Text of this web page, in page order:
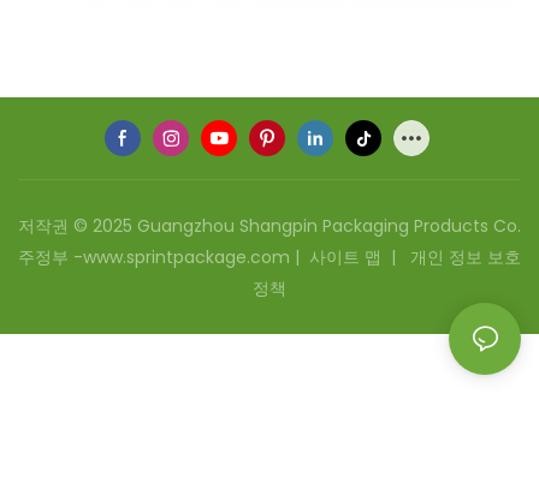
저작권 © 2025 Guangzhou Shangpin Packaging Products Co.
주정부 -www.sprintpackage.com | 사이트 맵 |
개인 정보 보호
정책